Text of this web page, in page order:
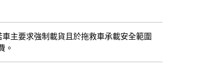
主要求強制載貨且於拖救車承載安全範圍
。